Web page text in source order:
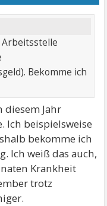
Arbeitsstelle
Bekomme ich
diesem Jahr
Ich beispielsweise
bekomme ich
Ich weiß das auch,
Krankheit
trotz